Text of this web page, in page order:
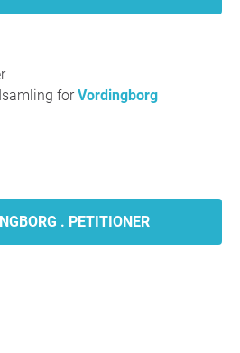
forVordingborg
. PETITIONER